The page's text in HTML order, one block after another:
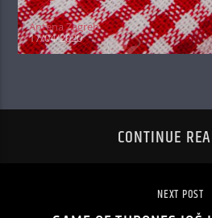
Antena Zagreb
17/04/2020
CONTINUE
NEXT POST